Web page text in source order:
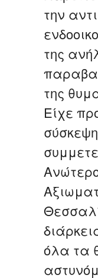
την
της
της
Είχε
όλα τα